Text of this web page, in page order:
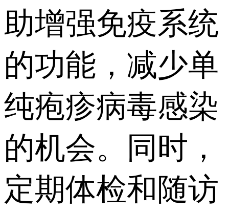
助增强免疫系统
的功能，减少单
纯疱疹病毒感染
的机会。同时，
定期体检和随访